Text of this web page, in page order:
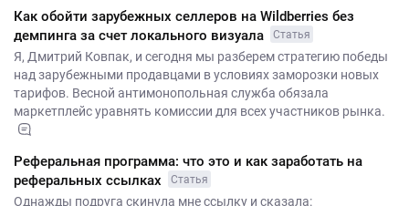
Как обойти зарубежных селлеров на Wildberries без
демпинга за счет локального визуала
Статья
Я, Дмитрий Ковпак, и сегодня мы разберем стратегию победы
над зарубежными продавцами в условиях заморозки новых
тарифов. Весной антимонопольная служба обязала
маркетплейс уравнять комиссии для всех участников рынка.
Реферальная программа: что это и как заработать на
реферальных ссылках
Статья
Однажды подруга скинула мне ссылку и сказала: